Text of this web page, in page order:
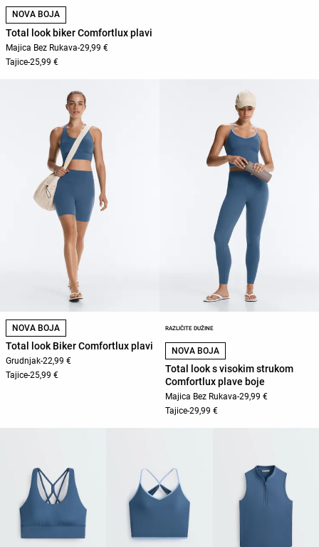
NOVA BOJA
Total look biker Comfortlux plavi
Majica Bez Rukava-29,99 €
Tajice-25,99 €
NOVA BOJA
Total look Biker Comfortlux plavi
Grudnjak-22,99 €
Tajice-25,99 €
RAZLIČITE DUŽINE
NOVA BOJA
Total look s visokim strukom
Comfortlux plave boje
Majica Bez Rukava-29,99 €
Tajice-29,99 €